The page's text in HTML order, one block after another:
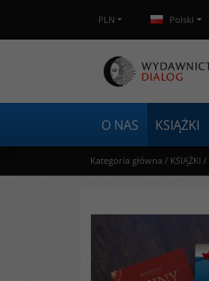
PLN Polski
O NAS KSIĄŻKI
Kategoria główna / KSIĄŻKI /